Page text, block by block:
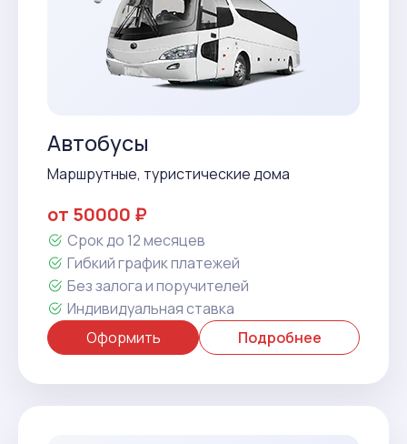
Автобусы
Маршрутные, туристические дома
от 50000 ₽
Срок до 12 месяцев
Гибкий график платежей
Без залога и поручителей
Индивидуальная ставка
Оформить
Подробнее